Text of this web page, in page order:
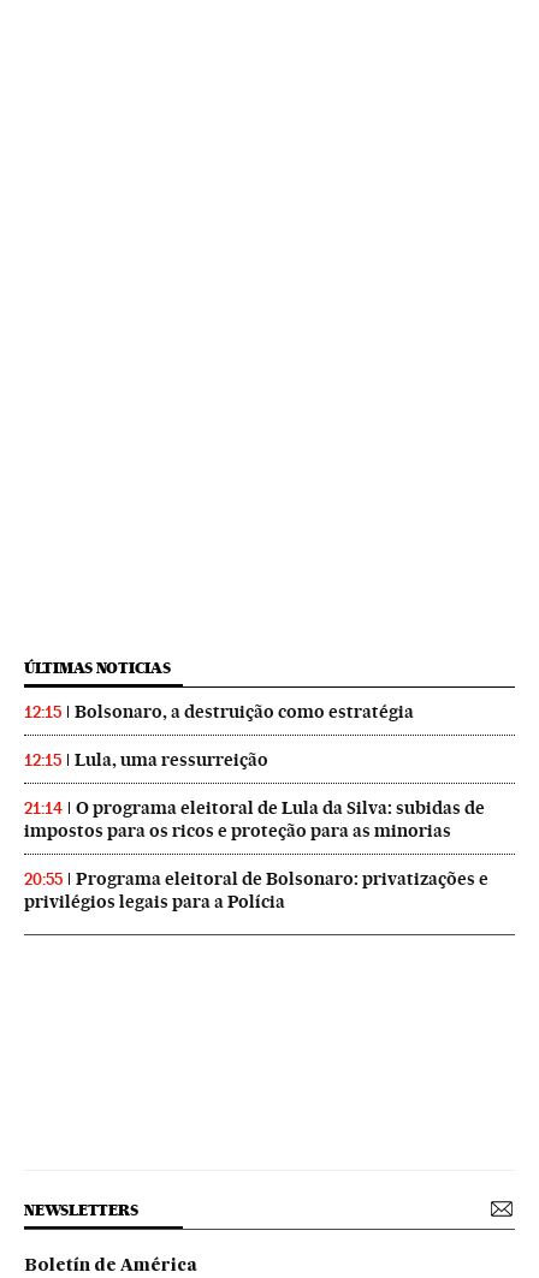
ÚLTIMAS NOTICIAS
12:15 Bolsonaro, a destruição como estratégia
12:15 Lula, uma ressurreição
21:14
O programa eleitoral de Lula da Silva: subidas de
impostos para os ricos e proteção para as minorias
20:55
Programa eleitoral de Bolsonaro: privatizações e
privilégios legais para a Polícia
NEWSLETTERS
Boletín de América